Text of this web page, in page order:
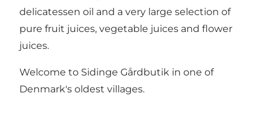
delicatessen oil and a very large selection of
pure fruit juices, vegetable juices and flower
juices.
Welcome to Sidinge Gårdbutik in one of
Denmark's oldest villages.